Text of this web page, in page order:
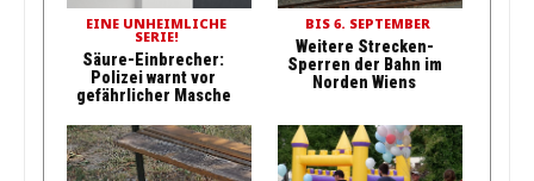
EINE UNHEIMLICHE
SERIE!
Säure-Einbrecher:
Polizei warnt vor
gefährlicher Masche
BIS 6. SEPTEMBER
Weitere Strecken-
Sperren der Bahn im
Norden Wiens